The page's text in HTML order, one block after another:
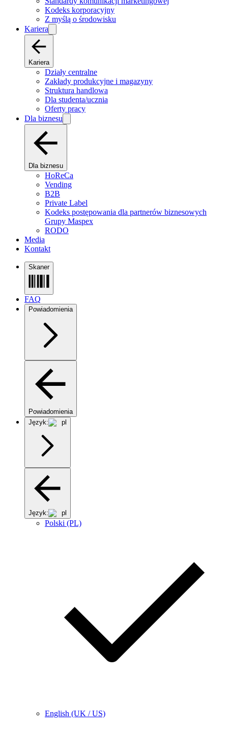
Kodeks korporacyjny
Z myślą o środowisku
Kariera
Kariera
Działy centralne
Zakłady produkcyjne i magazyny
Struktura handlowa
Dla studenta/ucznia
Oferty pracy
Dla biznesu
Dla biznesu
HoReCa
Vending
B2B
Private Label
Kodeks postępowania dla partnerów biznesowych
Grupy Maspex
RODO
Media
Kontakt
Skaner
FAQ
Powiadomienia
Powiadomienia
Język:
pl
Język: pl
Polski (PL)
English (UK / US)